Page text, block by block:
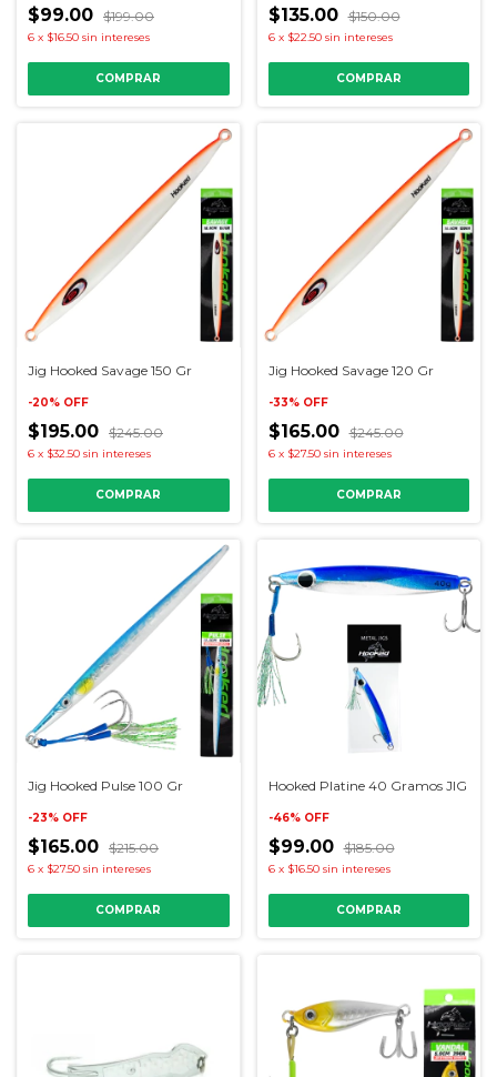
$99.00 $199.00
6 x $16.50 sin intereses
COMPRAR
$135.00 $150.00
6 x $22.50 sin intereses
COMPRAR
Jig Hooked Savage 150 Gr
-20% OFF
$195.00 $245.00
6 x $32.50 sin intereses
COMPRAR
Jig Hooked Savage 120 Gr
-33% OFF
$165.00 $245.00
6 x $27.50 sin intereses
COMPRAR
Jig Hooked Pulse 100 Gr
-23% OFF
$165.00 $215.00
6 x $27.50 sin intereses
COMPRAR
Hooked Platine 40 Gramos JIG
-46% OFF
$99.00 $185.00
6 x $16.50 sin intereses
COMPRAR